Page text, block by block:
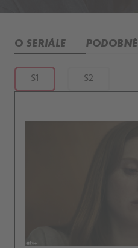
O SERIÁLE PODOBNÉ
S1 S2